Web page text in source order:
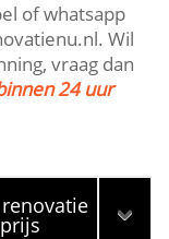
of whatsapp
Wil
vraag dan
24 uur